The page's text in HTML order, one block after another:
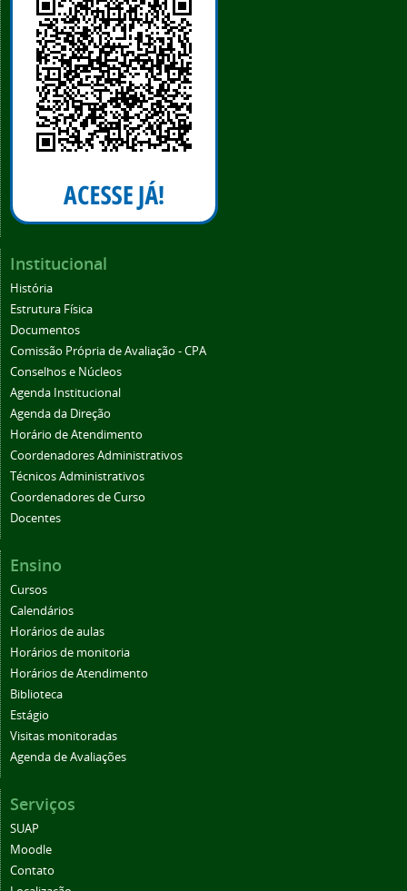
Institucional
História
Estrutura Física
Documentos
Comissão Própria de Avaliação - CPA
Conselhos e Núcleos
Agenda Institucional
Agenda da Direção
Horário de Atendimento
Coordenadores Administrativos
Técnicos Administrativos
Coordenadores de Curso
Docentes
Ensino
Cursos
Calendários
Horários de aulas
Horários de monitoria
Horários de Atendimento
Biblioteca
Estágio
Visitas monitoradas
Agenda de Avaliações
Serviços
SUAP
Moodle
Contato